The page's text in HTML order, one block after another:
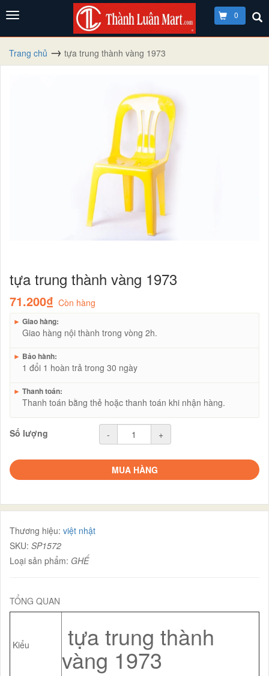
0
Trang chủ tựa trung thành vàng 1973
tựa trung thành vàng 1973
71.200₫ Còn hàng
► Giao hàng:
Giao hàng nội thành trong vòng 2h.
► Bảo hành:
1 đổi 1 hoàn trả trong 30 ngày
► Thanh toán:
Thanh toán bằng thẻ hoặc thanh toán khi nhận hàng.
Số lượng - +
MUA HÀNG
Thương hiệu: việt nhật
SKU: SP1572
Loại sản phẩm: GHẾ
TỔNG QUAN
Kiểu tựa trung thành
vàng 1973